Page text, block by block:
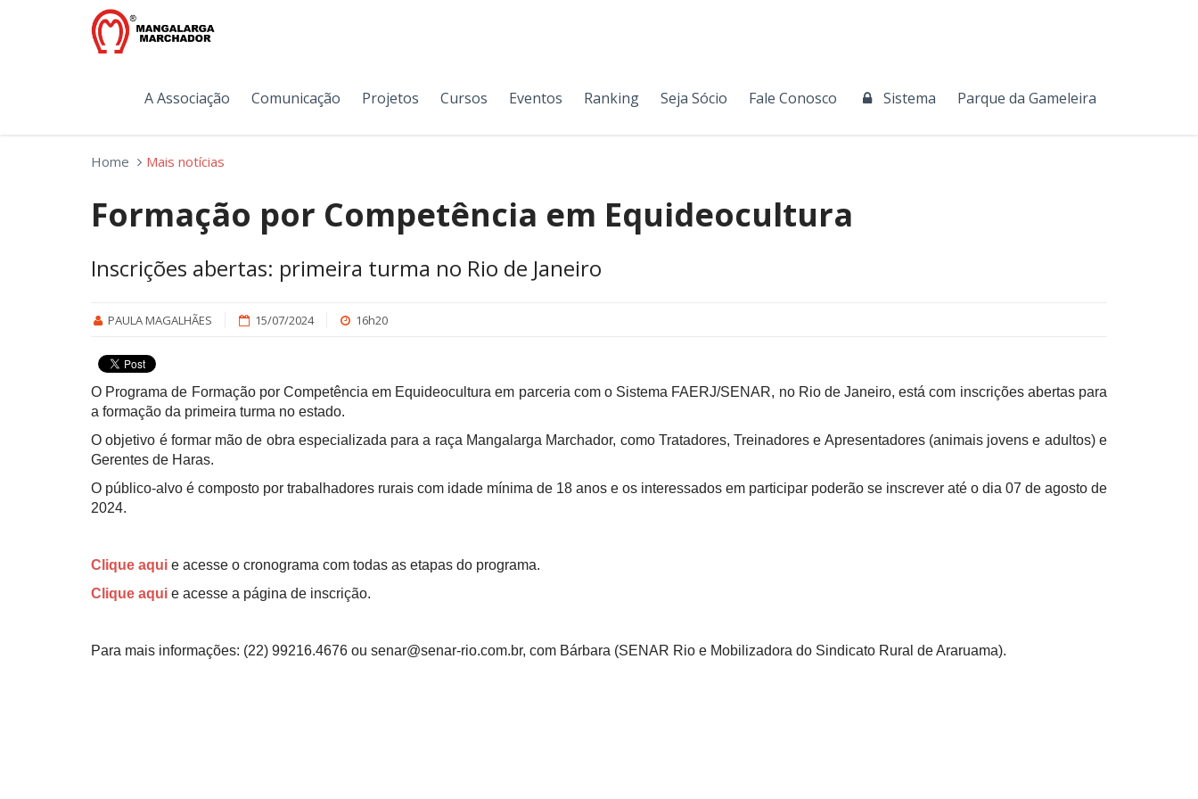
A Associação Comunicação Projetos Cursos Eventos Ranking Seja Sócio Fale Conosco Sistema Parque da Gameleira
Home Mais notícias
Formação por Competência em Equideocultura
Inscrições abertas: primeira turma no Rio de Janeiro
PAULA MAGALHÃES 15/07/2024 16h20
O Programa de Formação por Competência em Equideocultura em parceria com o Sistema FAERJ/SENAR, no Rio de Janeiro, está com inscrições abertas para
a formação da primeira turma no estado.
O objetivo é formar mão de obra especializada para a raça Mangalarga Marchador, como Tratadores, Treinadores e Apresentadores (animais jovens e adultos) e
Gerentes de Haras.
O público-alvo é composto por trabalhadores rurais com idade mínima de 18 anos e os interessados em participar poderão se inscrever até o dia 07 de agosto de
2024.
Clique aqui e acesse o cronograma com todas as etapas do programa.
Clique aqui e acesse a página de inscrição.
Para mais informações: (22) 99216.4676 ou senar@senar-rio.com.br, com Bárbara (SENAR Rio e Mobilizadora do Sindicato Rural de Araruama).